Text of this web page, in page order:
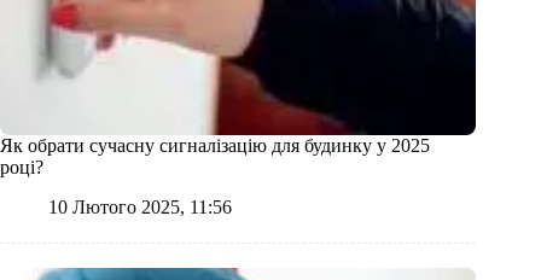
Як обрати сучасну сигналізацію для будинку у 2025
році?
10 Лютого 2025, 11:56